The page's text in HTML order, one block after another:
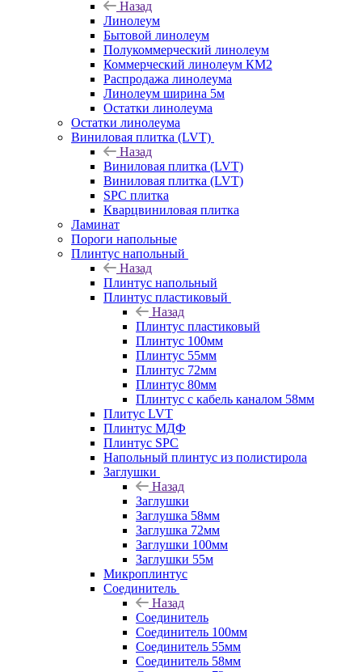
Назад
Линолеум
Бытовой линолеум
Полукоммерческий линолеум
Коммерческий линолеум КМ2
Распродажа линолеума
Линолеум ширина 5м
Остатки линолеума
Остатки линолеума
Виниловая плитка (LVT)
Назад
Виниловая плитка (LVT)
Виниловая плитка (LVT)
SPC плитка
Кварцвиниловая плитка
Ламинат
Пороги напольные
Плинтус напольный
Назад
Плинтус напольный
Плинтус пластиковый
Назад
Плинтус пластиковый
Плинтус 100мм
Плинтус 55мм
Плинтус 72мм
Плинтус 80мм
Плинтус с кабель каналом 58мм
Плитус LVT
Плинтус МДФ
Плинтус SPC
Напольный плинтус из полистирола
Заглушки
Назад
Заглушки
Заглушка 58мм
Заглушка 72мм
Заглушки 100мм
Заглушки 55м
Микроплинтус
Соединитель
Назад
Соединитель
Соединитель 100мм
Соединитель 55мм
Соединитель 58мм